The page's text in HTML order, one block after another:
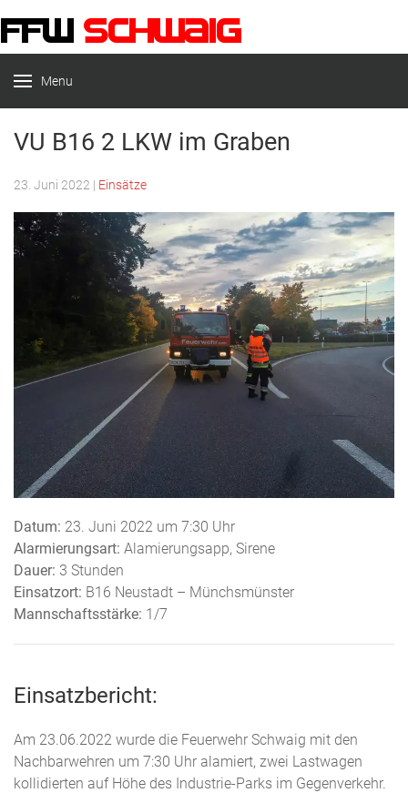
FFW-Schwaig
Menu
VU B16 2 LKW im Graben
23. Juni 2022 | Einsätze
Datum: 23. Juni 2022 um 7:30 Uhr
Alarmierungsart: Alamierungsapp, Sirene
Dauer: 3 Stunden
Einsatzort: B16 Neustadt – Münchsmünster
Mannschaftsstärke: 1/7
Einsatzbericht:
Am 23.06.2022 wurde die Feuerwehr Schwaig mit den
Nachbarwehren um 7:30 Uhr alamiert, zwei Lastwagen
kollidierten auf Höhe des Industrie-Parks im Gegenverkehr.